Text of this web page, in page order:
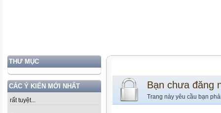
THƯ MỤC
CÁC Ý KIẾN MỚI NHẤT
rất tuyệt...
Bạn chưa đăng
Trang này yêu cầu bạn